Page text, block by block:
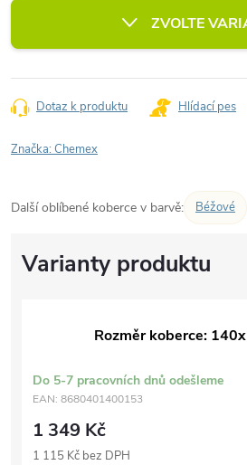
cena:
ZVOLTE
Dotaz k produktu Hlídací pes
Značka:Chemex
Další oblíbené koberce v barvě: Béžové
Rozměr koberce:
Do 5-7 pracovních dnů odešleme
EAN: 8680401400153
1 349 Kč
1 115 Kč bez DPH